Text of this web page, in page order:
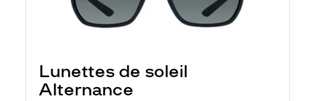
Lunettes de soleil
Alternance